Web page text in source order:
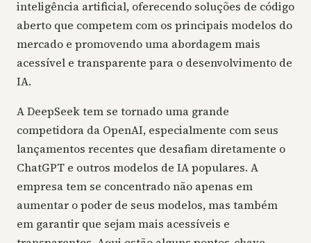
inteligência artificial, oferecendo soluções de código
aberto que competem com os principais modelos do
mercado e promovendo uma abordagem mais
acessível e transparente para o desenvolvimento de
IA.
A DeepSeek tem se tornado uma grande
competidora da OpenAI, especialmente com seus
lançamentos recentes que desafiam diretamente o
ChatGPT e outros modelos de IA populares. A
empresa tem se concentrado não apenas em
aumentar o poder de seus modelos, mas também
em garantir que sejam mais acessíveis e